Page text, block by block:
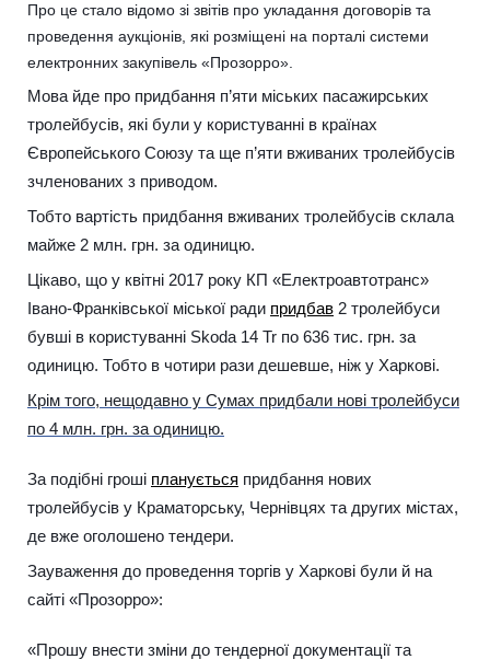
Про це стало відомо зі звітів про укладання договорів та
проведення аукціонів, які розміщені на порталі системи
електронних закупівель «Прозорро».
Мова йде про придбання п’яти міських пасажирських
тролейбусів, які були у користуванні в країнах
Європейського Союзу та ще п’яти вживаних тролейбусів
зчленованих з приводом.
Тобто вартість придбання вживаних тролейбусів склала
майже 2 млн. грн. за одиницю.
Цікаво, що у квітні 2017 року КП «Електроавтотранс»
Івано-Франківської міської ради придбав 2 тролейбуси
бувші в користуванні Skoda 14 Tr по 636 тис. грн. за
одиницю. Тобто в чотири рази дешевше, ніж у Харкові.
Крім того, нещодавно у Сумах придбали нові тролейбуси
по 4 млн. грн. за одиницю.
За подібні гроші планується придбання нових
тролейбусів у Краматорську, Чернівцях та других містах,
де вже оголошено тендери.
Зауваження до проведення торгів у Харкові були й на
сайті «Прозорро»:
«Прошу внести зміни до тендерної документації та